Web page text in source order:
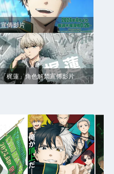
宣傳影片
「梶蓮」角色解禁宣傳影片